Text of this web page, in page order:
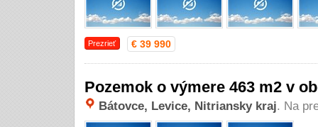
Prezrieť € 39 990
Pozemok o výmere 463 m2 v
Bátovce, Levice, Nitriansky kraj. Na